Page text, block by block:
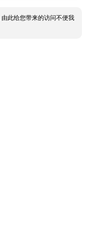
此给您带来的访问不便我